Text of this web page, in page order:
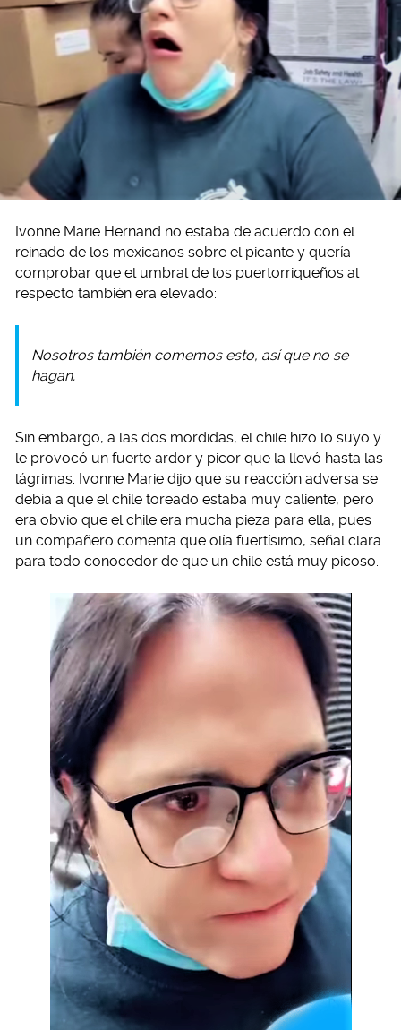
Ivonne Marie Hernand no estaba de acuerdo con el
reinado de los mexicanos sobre el picante y quería
comprobar que el umbral de los puertorriqueños al
respecto también era elevado:
Nosotros también comemos esto, así que no se
hagan.
Sin embargo, a las dos mordidas, el chile hizo lo suyo y
le provocó un fuerte ardor y picor que la llevó hasta las
lágrimas. Ivonne Marie dijo que su reacción adversa se
debía a que el chile toreado estaba muy caliente, pero
era obvio que el chile era mucha pieza para ella, pues
un compañero comenta que olía fuertísimo, señal clara
para todo conocedor de que un chile está muy picoso.